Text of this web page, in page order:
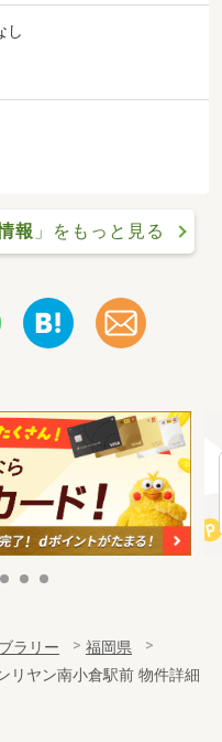
し
報 」をもっと見る
ラリー
福岡県
リヤン南小倉駅前 物件詳細